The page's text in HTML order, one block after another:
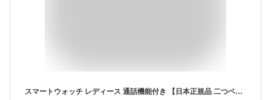
スマートウォッチ レディース 通話機能付き 【日本正規品 二つベルト付き】 smart watch for women Bluetooth5.2 活動量計 スポーツウォッチ スマートブレスレット 腕時計 歩数計 1.69″フルHDタッチパネル 1ATM防水仕様 メッセージ通知 文字盤自由変更 19種類運動モード 健康管理 アラーム 天気予報 腕上げ点灯 音楽制御 Android/iPhone対応 日本語説明書 プレゼント クリスマス